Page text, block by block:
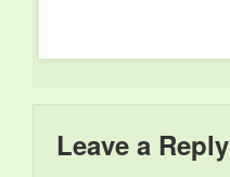
einmal öffentliche
Expeditionen zu
Leave a Reply